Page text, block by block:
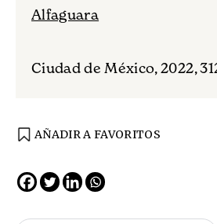
Alfaguara
Ciudad de México, 2022,
AÑADIR A FAVORITOS